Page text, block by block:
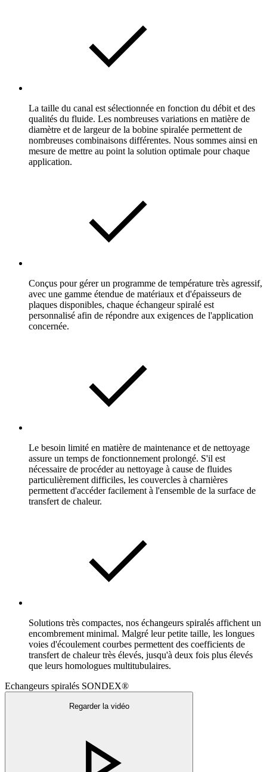
La taille du canal est sélectionnée en fonction du débit et des
qualités du fluide. Les nombreuses variations en matière de
diamètre et de largeur de la bobine spiralée permettent de
nombreuses combinaisons différentes. Nous sommes ainsi en
mesure de mettre au point la solution optimale pour chaque
application.
Conçus pour gérer un programme de température très agressif,
avec une gamme étendue de matériaux et d'épaisseurs de
plaques disponibles, chaque échangeur spiralé est
personnalisé afin de répondre aux exigences de l'application
concernée.
Le besoin limité en matière de maintenance et de nettoyage
assure un temps de fonctionnement prolongé. S'il est
nécessaire de procéder au nettoyage à cause de fluides
particulièrement difficiles, les couvercles à charnières
permettent d'accéder facilement à l'ensemble de la surface de
transfert de chaleur.
Solutions très compactes, nos échangeurs spiralés affichent un
encombrement minimal. Malgré leur petite taille, les longues
voies d'écoulement courbes permettent des coefficients de
transfert de chaleur très élevés, jusqu'à deux fois plus élevés
que leurs homologues multitubulaires.
Echangeurs spiralés SONDEX®
Regarder la vidéo